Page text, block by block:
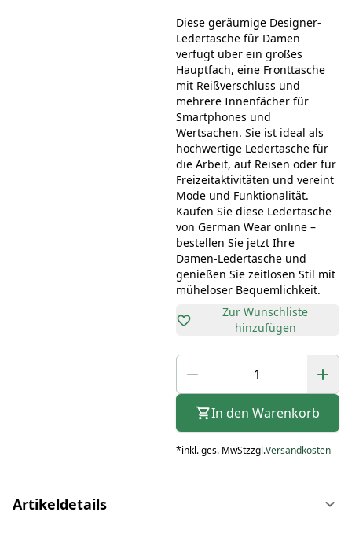
Diese geräumige Designer-
Ledertasche für Damen
verfügt über ein großes
Hauptfach, eine Fronttasche
mit Reißverschluss und
mehrere Innenfächer für
Smartphones und
Wertsachen. Sie ist ideal als
hochwertige Ledertasche für
die Arbeit, auf Reisen oder für
Freizeitaktivitäten und vereint
Mode und Funktionalität.
Kaufen Sie diese Ledertasche
von German Wear online –
bestellen Sie jetzt Ihre
Damen-Ledertasche und
genießen Sie zeitlosen Stil mit
müheloser Bequemlichkeit.
Zur Wunschliste
hinzufügen
In den Warenkorb
*inkl. ges. MwStzzgl.Versandkosten
Artikeldetails